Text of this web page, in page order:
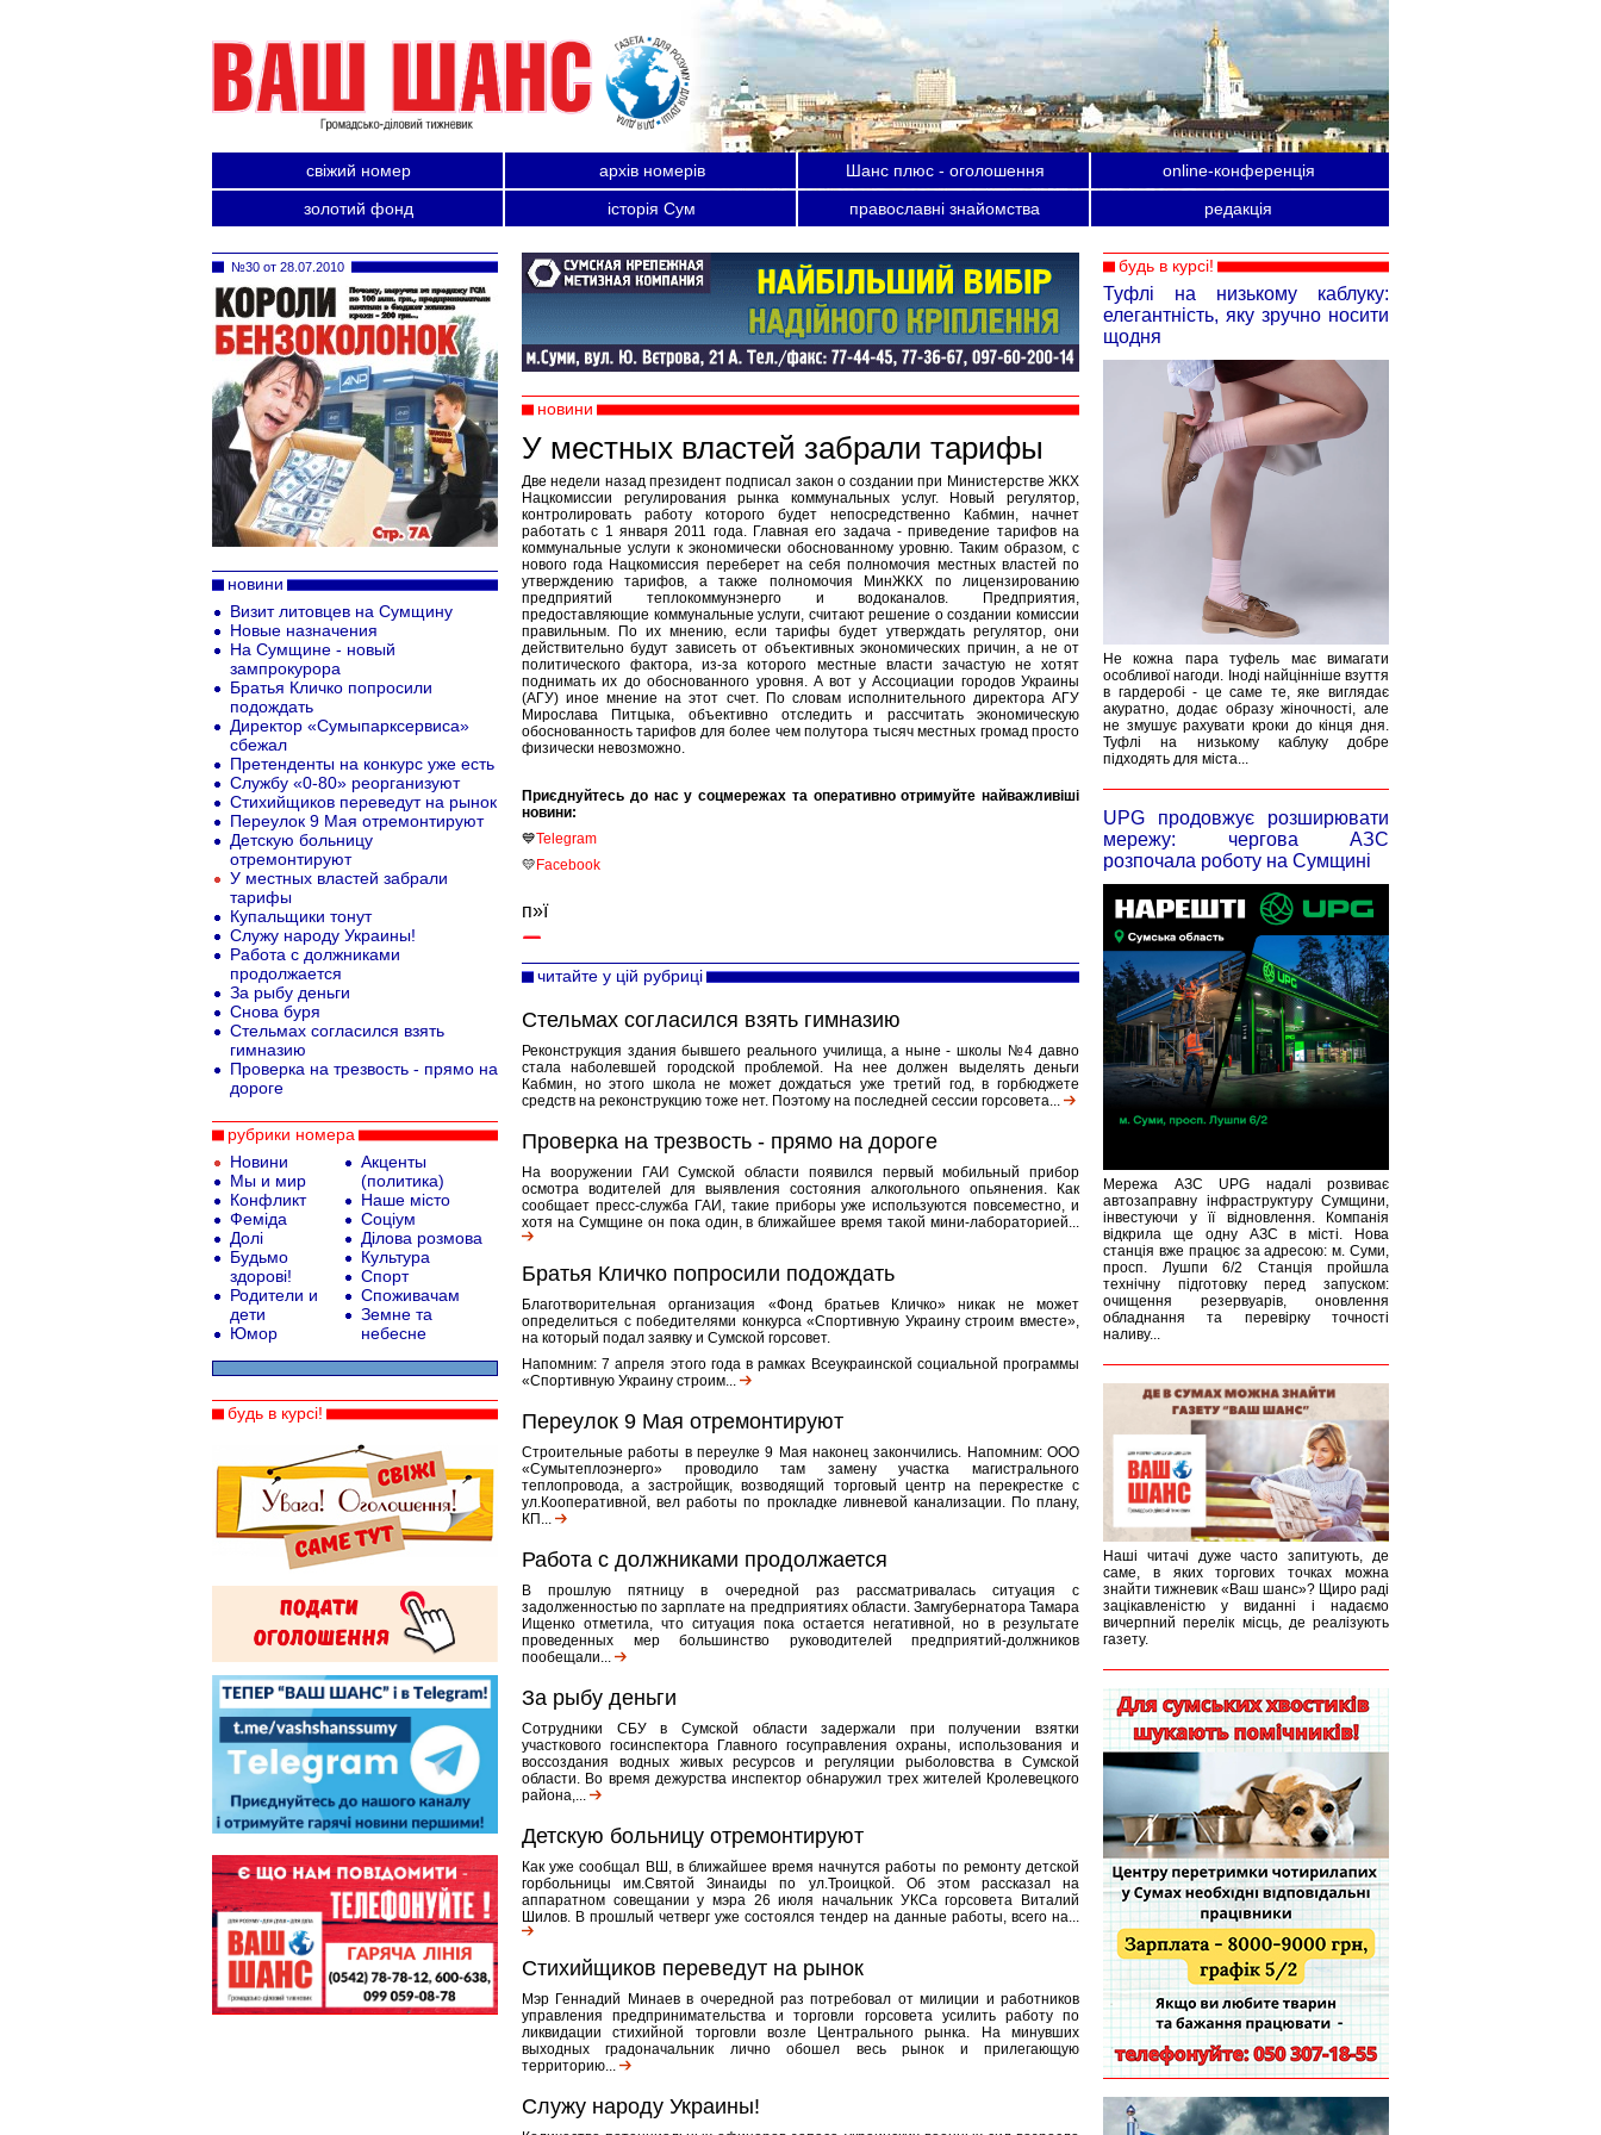
свіжий номер архів номерів Шанс плюс - оголошення
online-конференція
золотий фонд
історія Сум православні знайомства редакція
новини
У местных властей забрали тарифы
Две недели назад президент подписал закон о создании при Министерстве ЖКХ
Нацкомиссии регулирования рынка коммунальных услуг. Новый регулятор,
контролировать работу которого будет непосредственно Кабмин, начнет
работать с 1 января 2011 года. Главная его задача - приведение тарифов на
коммунальные услуги к экономически обоснованному уровню. Таким образом, с
нового года Нацкомиссия переберет на себя полномочия местных властей по
утверждению тарифов, а также полномочия МинЖКХ по лицензированию
предприятий теплокоммунэнерго и водоканалов. Предприятия,
предоставляющие коммунальные услуги, считают решение о создании комиссии
правильным. По их мнению, если тарифы будет утверждать регулятор, они
действительно будут зависеть от объективных экономических причин, а не от
политического фактора, из-за которого местные власти зачастую не хотят
поднимать их до обоснованного уровня. А вот у Ассоциации городов Украины
(АГУ) иное мнение на этот счет. По словам исполнительного директора АГУ
Мирослава Питцыка, объективно отследить и рассчитать экономическую
обоснованность тарифов для более чем полутора тысяч местных громад просто
физически невозможно.
Приєднуйтесь до нас у соцмережах та оперативно отримуйте найважливіші
новини:
💙Telegram
💛 Facebook
п»ї
читайте у цій рубриці
Стельмах согласился взять гимназию
Реконструкция здания бывшего реального училища, а ныне - школы №4 давно
стала наболевшей городской проблемой. На нее должен выделять деньги
Кабмин, но этого школа не может дождаться уже третий год, в горбюджете
средств на реконструкцию тоже нет. Поэтому на последней сессии горсовета...
Проверка на трезвость - прямо на дороге
На вооружении ГАИ Сумской области появился первый мобильный прибор
осмотра водителей для выявления состояния алкогольного опьянения. Как
сообщает пресс-служба ГАИ, такие приборы уже используются повсеместно, и
хотя на Сумщине он пока один, в ближайшее время такой мини-лабораторией...
Братья Кличко попросили подождать
Благотворительная организация «Фонд братьев Кличко» никак не может
определиться с победителями конкурса «Спортивную Украину строим вместе»,
на который подал заявку и Сумской горсовет.
Напомним: 7 апреля этого года в рамках Всеукраинской социальной программы
«Спортивную Украину строим...
Переулок 9 Мая отремонтируют
Строительные работы в переулке 9 Мая наконец закончились. Напомним: ООО
«Сумытеплоэнерго» проводило там замену участка магистрального
теплопровода, а застройщик, возводящий торговый центр на перекрестке с
ул.Кооперативной, вел работы по прокладке ливневой канализации. По плану,
КП...
Работа с должниками продолжается
В прошлую пятницу в очередной раз рассматривалась ситуация с
задолженностью по зарплате на предприятиях области. Замгубернатора Тамара
Ищенко отметила, что ситуация пока остается негативной, но в результате
проведенных мер большинство руководителей предприятий-должников
пообещали...
За рыбу деньги
Сотрудники СБУ в Сумской области задержали при получении взятки
участкового госинспектора Главного госуправления охраны, использования и
воссоздания водных живых ресурсов и регуляции рыболовства в Сумской
области. Во время дежурства инспектор обнаружил трех жителей Кролевецкого
района,...
Детскую больницу отремонтируют
Как уже сообщал ВШ, в ближайшее время начнутся работы по ремонту детской
горбольницы им.Святой Зинаиды по ул.Троицкой. Об этом рассказал на
аппаратном совещании у мэра 26 июля начальник УКСа горсовета Виталий
Шилов. В прошлый четверг уже состоялся тендер на данные работы, всего на...
Стихийщиков переведут на рынок
Мэр Геннадий Минаев в очередной раз потребовал от милиции и работников
управления предпринимательства и торговли горсовета усилить работу по
ликвидации стихийной торговли возле Центрального рынка. На минувших
выходных градоначальник лично обошел весь рынок и прилегающую
территорию...
Служу народу Украины!
будь в курсі!
Туфлі на низькому каблуку:
елегантність, яку зручно носити
щодня
Не кожна пара туфель має вимагати
особливої нагоди. Іноді найцінніше взуття
в гардеробі - це саме те, яке виглядає
акуратно, додає образу жіночності, але
не змушує рахувати кроки до кінця дня.
Туфлі на низькому каблуку добре
підходять для міста...
UPG продовжує розширювати
мережу: чергова АЗС
розпочала роботу на Сумщині
Мережа АЗС UPG надалі розвиває
автозаправну інфраструктуру Сумщини,
інвестуючи у її відновлення. Компанія
відкрила ще одну АЗС в місті. Нова
станція вже працює за адресою: м. Суми,
просп. Лушпи 6/2 Станція пройшла
технічну підготовку перед запуском:
очищення резервуарів, оновлення
обладнання та перевірку точності
наливу...
Наші читачі дуже часто запитують, де
саме, в яких торгових точках можна
знайти тижневик «Ваш шанс»? Щиро раді
зацікавленістю у виданні і надаємо
вичерпний перелік місць, де реалізують
газету.
№30 от 28.07.2010
новини
Визит литовцев на Сумщину
Новые назначения
На Сумщине - новый
зампрокурора
Братья Кличко попросили
подождать
Директор «Сумыпарксервиса»
сбежал
Претенденты на конкурс уже есть
Службу «0-80» реорганизуют
Стихийщиков переведут на рынок
Переулок 9 Мая отремонтируют
Детскую больницу
отремонтируют
У местных властей забрали
тарифы
Купальщики тонут
Служу народу Украины!
Работа с должниками
продолжается
За рыбу деньги
Снова буря
Стельмах согласился взять
гимназию
Проверка на трезвость - прямо на
дороге
рубрики номера
Новини
Мы и мир
Конфликт
Феміда
Долі
Будьмо
здорові!
Родители и
дети
Юмор
Акценты
(политика)
Наше місто
Соціум
Ділова розмова
Культура
Спорт
Споживачам
Земне та
небесне
будь в курсі!